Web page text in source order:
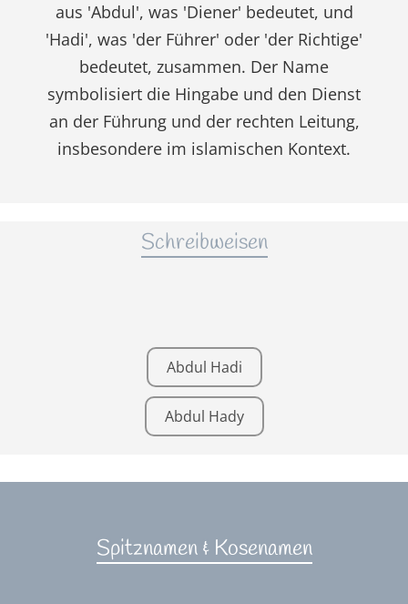
aus 'Abdul', was 'Diener' bedeutet, und
'Hadi', was 'der Führer' oder 'der Richtige'
bedeutet, zusammen. Der Name
symbolisiert die Hingabe und den Dienst
an der Führung und der rechten Leitung,
insbesondere im islamischen Kontext.
Schreibweisen
Abdul Hadi
Abdul Hady
Spitznamen & Kosenamen